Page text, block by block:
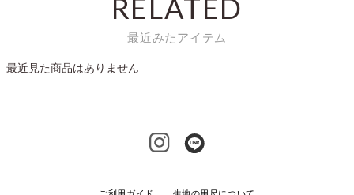
RELATED
最近みたアイテム
最近見た商品はありません